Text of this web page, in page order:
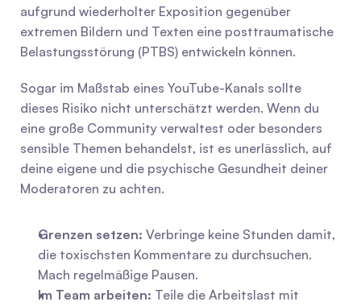
aufgrund wiederholter Exposition gegenüber
extremen Bildern und Texten eine posttraumatische
Belastungsstörung (PTBS) entwickeln können.
Sogar im Maßstab eines YouTube-Kanals sollte
dieses Risiko nicht unterschätzt werden. Wenn du
eine große Community verwaltest oder besonders
sensible Themen behandelst, ist es unerlässlich, auf
deine eigene und die psychische Gesundheit deiner
Moderatoren zu achten.
Grenzen setzen: Verbringe keine Stunden damit,
die toxischsten Kommentare zu durchsuchen.
Mach regelmäßige Pausen.
Im Team arbeiten: Teile die Arbeitslast mit